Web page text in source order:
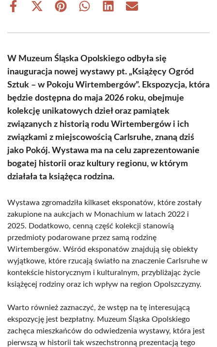
Share
Share
(Twitter)
Share Share Share Share
W Muzeum Śląska Opolskiego odbyła się
inauguracja nowej wystawy pt. „Książęcy Ogród
Sztuk – w Pokoju Wirtembergów”. Ekspozycja, która
będzie dostępna do maja 2026 roku, obejmuje
kolekcję unikatowych dzieł oraz pamiątek
związanych z historią rodu Wirtembergów i ich
związkami z miejscowością Carlsruhe, znaną dziś
jako Pokój. Wystawa ma na celu zaprezentowanie
bogatej historii oraz kultury regionu, w którym
działała ta książęca rodzina.
Wystawa zgromadziła kilkaset eksponatów, które zostały
zakupione na aukcjach w Monachium w latach 2022 i
2025. Dodatkowo, cenną część kolekcji stanowią
przedmioty podarowane przez samą rodzinę
Wirtembergów. Wśród eksponatów znajdują się obiekty
wyjątkowe, które rzucają światło na znaczenie Carlsruhe w
kontekście historycznym i kulturalnym, przybliżając życie
książęcej rodziny oraz ich wpływ na region Opolszczyzny.
Warto również zaznaczyć, że wstęp na tę interesującą
ekspozycję jest bezpłatny. Muzeum Śląska Opolskiego
zachęca mieszkańców do odwiedzenia wystawy, która jest
pierwszą w historii tak wszechstronną prezentacją tego